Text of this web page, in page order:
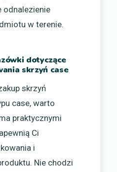
odnalezienie
w terenie.
dotyczące
skrzyń case
skrzyń
case, warto
praktycznymi
Ci
i
Nie chodzi